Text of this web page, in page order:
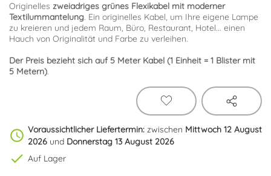
Originelles zweiadriges grünes Flexikabel mit moderner
Textilummantelung. Ein originelles Kabel, um Ihre eigene Lampe
zu kreieren und jedem Raum, Büro, Restaurant, Hotel... einen
Hauch von Originalität und Farbe zu verleihen.
Der Preis bezieht sich auf 5 Meter Kabel (1 Einheit = 1 Blister mit
5 Metern).
schedule Voraussichtlicher Liefertermin: zwischen Mittwoch 12 August
2026 und Donnerstag 13 August 2026
check Auf Lager